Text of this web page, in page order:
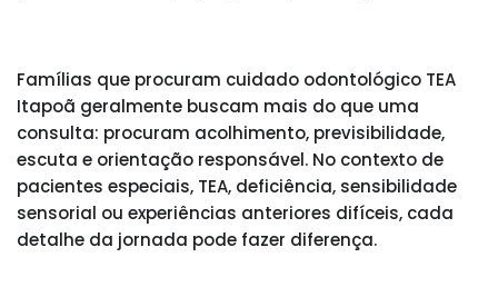
Famílias que procuram cuidado odontológico TEA
Itapoã geralmente buscam mais do que uma
consulta: procuram acolhimento, previsibilidade,
escuta e orientação responsável. No contexto de
pacientes especiais, TEA, deficiência, sensibilidade
sensorial ou experiências anteriores difíceis, cada
detalhe da jornada pode fazer diferença.